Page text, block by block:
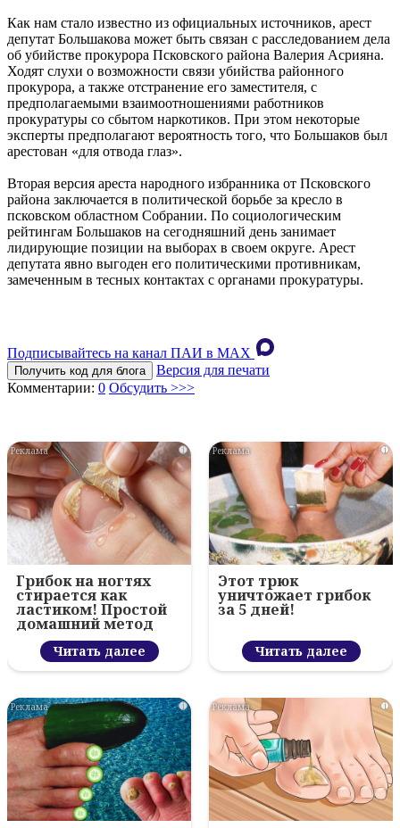
Как нам стало известно из официальных источников, арест
депутат Большакова может быть связан с расследованием дела
об убийстве прокурора Псковского района Валерия Асрияна.
Ходят слухи о возможности связи убийства районного
прокурора, а также отстранение его заместителя, с
предполагаемыми взаимоотношениями работников
прокуратуры со сбытом наркотиков. При этом некоторые
эксперты предполагают вероятность того, что Большаков был
арестован «для отвода глаз».
Вторая версия ареста народного избранника от Псковского
района заключается в политической борьбе за кресло в
псковском областном Собрании. По социологическим
рейтингам Большаков на сегодняшний день занимает
лидирующие позиции на выборах в своем округе. Арест
депутата явно выгоден его политическими противникам,
замеченным в тесных контактах с органами прокуратуры.
Подписывайтесь на канал ПАИ в MAХ
Получить код для блога
Версия для печати
Комментарии: 0 Обсудить >>>
i
Грибок на ногтях
стирается как
ластиком! Простой
домашний метод
Читать далее
i
Этот трюк
уничтожает грибок
за 5 дней!
Читать далее
i i